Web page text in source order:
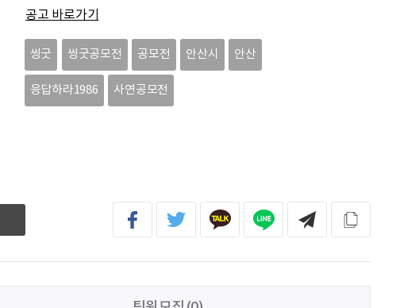
문세웅 획기적인 변화를 이루기를.
092
공고 바로가기
씽굿 씽굿공모전 공모전 안산시 안산
응답하라1986 사연공모전